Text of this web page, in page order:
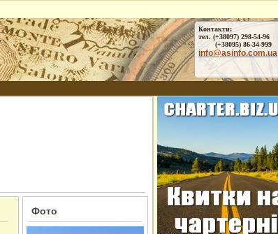
Контакти:
тел. (+38097) 298-54-96
(+38095) 86-34-999
info@asinfo.com.ua
Фото